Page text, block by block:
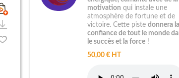
motivation qui instale une
atmosphère de fortune et de
victoire. Cette piste donnera la
confiance de tout le monde
le succès et la force!
50,00 € HT